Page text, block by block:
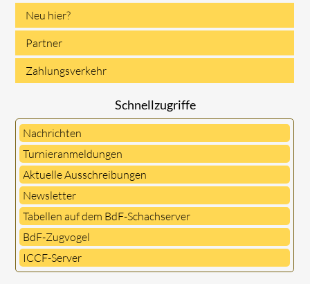
Neu hier?
Partner
Zahlungsverkehr
Schnellzugriffe
Nachrichten
Turnieranmeldungen
Aktuelle Ausschreibungen
Newsletter
Tabellen auf dem BdF-Schachserver
BdF-Zugvogel
ICCF-Server